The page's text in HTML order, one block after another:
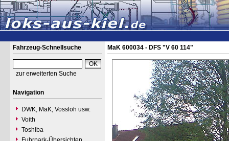
Fahrzeug-Schnellsuche
zur erweiterten Suche
Navigation
DWK, MaK, Vossloh usw.
Voith
Toshiba
MaK 600034 - DFS "V 60 114"